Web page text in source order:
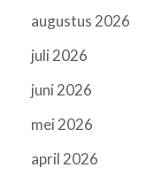
augustus 2026
juli 2026
juni 2026
mei 2026
april 2026